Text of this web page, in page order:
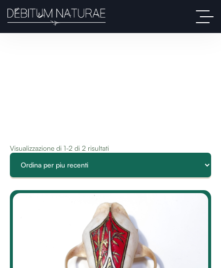
Visualizzazione di 1-2 di 2 risultati